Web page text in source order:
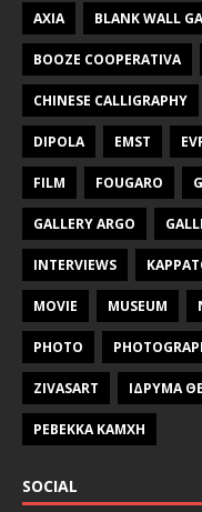
AXIA BLANK WALL
BOOZE COOPERATIVA
CHINESE CALLIGRAPHY
DIPOLA EMST
FILM FOUGARO
GALLERY ARGO
INTERVIEWS
MOVIE MUSEUM
PHOTO
ZIVASART ΙΔΡΥΜΑ
ΡΕΒΕΚΚΑ ΚΑΜΧΗ
SOCIAL